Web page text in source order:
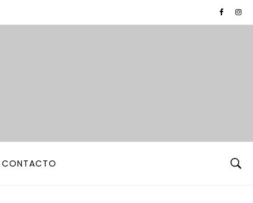
CONTACTO